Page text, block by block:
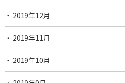
2019年12月
2019年11月
2019年10月